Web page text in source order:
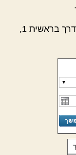
כתובת מלון בראשית: מלון בראשית, דרך בראשית 1,